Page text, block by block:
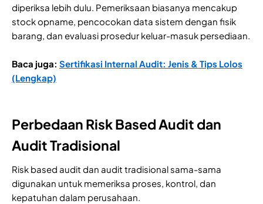
diperiksa lebih dulu. Pemeriksaan biasanya mencakup
stock opname, pencocokan data sistem dengan fisik
barang, dan evaluasi prosedur keluar-masuk persediaan.
Baca juga: Sertifikasi Internal Audit: Jenis & Tips Lolos
(Lengkap)
Perbedaan Risk Based Audit dan
Audit Tradisional
Risk based audit dan audit tradisional sama-sama
digunakan untuk memeriksa proses, kontrol, dan
kepatuhan dalam perusahaan.